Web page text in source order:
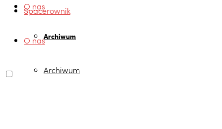
O nas
Archiwum
Spacerownik
O nas
Archiwum